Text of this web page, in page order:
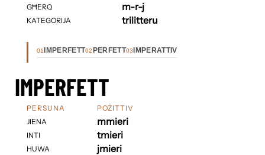
GĦERQ
KATEGORIJA
m-r-j
trilitteru
01 IMPERFETT02 PERFETT03 IMPERATTIV
IMPERFETT
PERSUNA
JIENA
INTI
HUWA
POŻITTIV
mmieri
tmieri
jmieri